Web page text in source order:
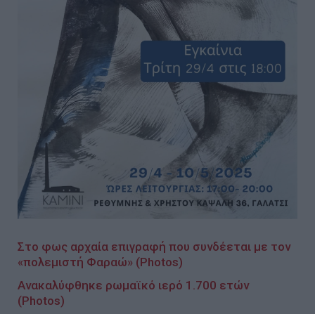
Στο φως αρχαία επιγραφή που συνδέεται με τον
«πολεμιστή Φαραώ» (Photos)
Ανακαλύφθηκε ρωμαϊκό ιερό 1.700 ετών
(Photos)